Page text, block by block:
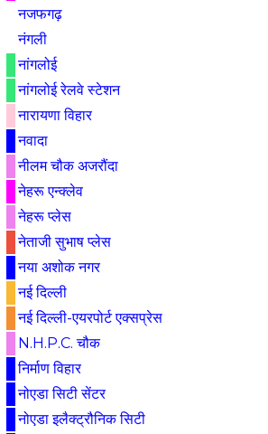
नजफगढ़
नंगली
नांगलोई
नांगलोई रेलवे स्टेशन
नारायणा विहार
नवादा
नीलम चौक अजरौंदा
नेहरू एन्क्लेव
नेहरू प्लेस
नेताजी सुभाष प्लेस
नया अशोक नगर
नई दिल्ली
नई दिल्ली-एयरपोर्ट एक्सप्रेस
N.H.P.C. चौक
निर्माण विहार
नोएडा सिटी सेंटर
नोएडा इलैक्ट्रौनिक सिटी